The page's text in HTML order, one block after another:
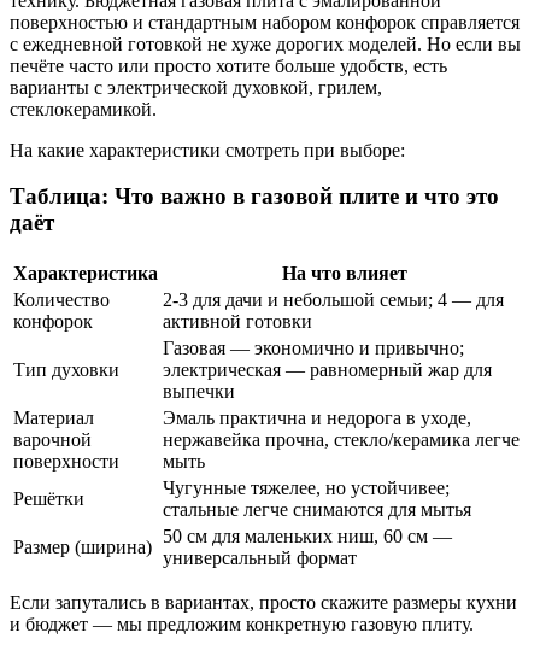
поверхностью и стандартным набором конфорок справляется
с ежедневной готовкой не хуже дорогих моделей. Но если вы
печёте часто или просто хотите больше удобств, есть
варианты с электрической духовкой, грилем,
стеклокерамикой.
На какие характеристики смотреть при выборе:
Таблица: Что важно в газовой плите и что это
даёт
Характеристика
На что влияет
Количество
конфорок
2-3 для дачи и небольшой семьи; 4 — для
активной готовки
Тип духовки
Газовая — экономично и привычно;
электрическая — равномерный жар для
выпечки
Материал
варочной
поверхности
Эмаль практична и недорога в уходе,
нержавейка прочна, стекло/керамика легче
мыть
Решётки
Чугунные тяжелее, но устойчивее;
стальные легче снимаются для мытья
Размер (ширина)
50 см для маленьких ниш, 60 см —
универсальный формат
Если запутались в вариантах, просто скажите размеры кухни
и бюджет — мы предложим конкретную газовую плиту.